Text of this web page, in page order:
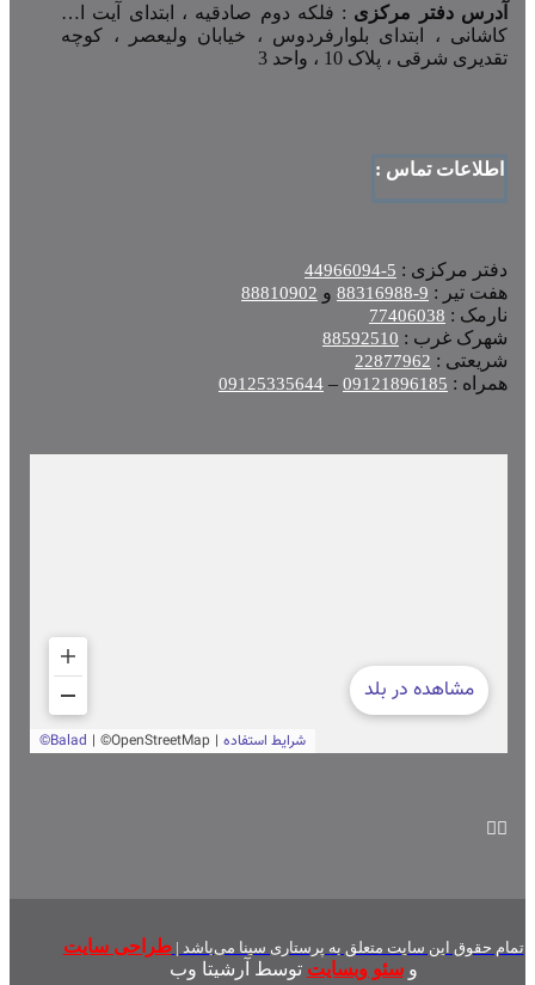
آدرس دفتر مرکزی : فلکه دوم صادقیه ، ابتدای آیت ا…
کاشانی ، ابتدای بلوارفردوس ، خیابان ولیعصر ، کوچه
تقدیری شرقی ، پلاک 10 ، واحد 3
اطلاعات تماس :
دفتر مرکزی : 5-44966094
هفت تیر : 9-88316988 و 88810902
نارمک : 77406038
شهرک غرب : 88592510
شریعتی : 22877962
همراه : 09121896185
–
09125335644
تمام حقوق این سایت متعلق به پرستاری سینا می‌باشد | طراحی سایت
و سئو وبسایت توسط آرشیتا وب